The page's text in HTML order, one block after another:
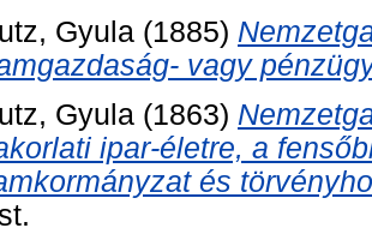
Gyula (1885)
vagy
Gyula (1863)
ipar-életre, a
és